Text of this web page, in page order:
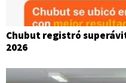
Chubut registró
2026